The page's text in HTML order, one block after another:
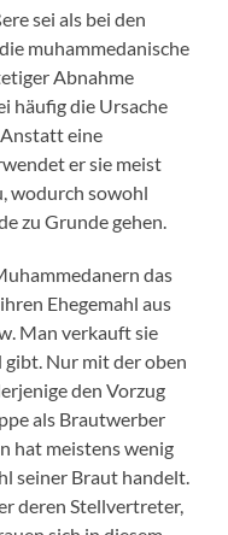
sei als bei den
muhammedanische
Abnahme
häufig die Ursache
eine
er sie meist
wodurch sowohl
zu Grunde gehen.
das
Ehegemahl aus
Man verkauft sie
gibt. Nur mit der oben
den Vorzug
als Brautwerber
hat meistens wenig
seiner Braut handelt.
deren Stellvertreter,